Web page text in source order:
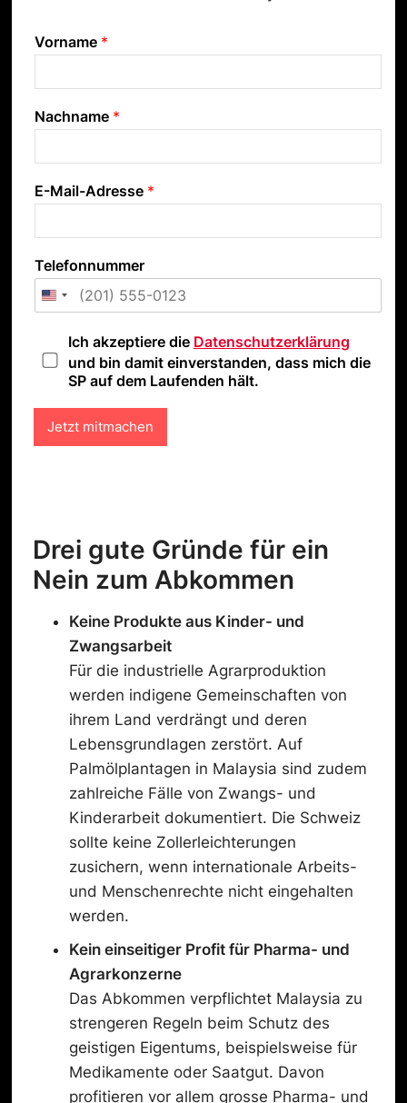
Vorname *
Nachname *
E-Mail-Adresse *
Telefonnummer
n
c
-
C
h
e
Ich akzeptiere die Datenschutzerklärung
und bin damit einverstanden, dass mich die
SP auf dem Laufenden hält.
Jetzt mitmachen
Drei gute Gründe für ein
Nein zum Abkommen
Keine Produkte aus Kinder- und
Zwangsarbeit
Für die industrielle Agrarproduktion
werden indigene Gemeinschaften von
ihrem Land verdrängt und deren
Lebensgrundlagen zerstört. Auf
Palmölplantagen in Malaysia sind zudem
zahlreiche Fälle von Zwangs- und
Kinderarbeit dokumentiert. Die Schweiz
sollte keine Zollerleichterungen
zusichern, wenn internationale Arbeits-
und Menschenrechte nicht eingehalten
werden.
Kein einseitiger Profit für Pharma- und
Agrarkonzerne
Das Abkommen verpflichtet Malaysia zu
strengeren Regeln beim Schutz des
geistigen Eigentums, beispielsweise für
Medikamente oder Saatgut. Davon
profitieren vor allem grosse Pharma- und